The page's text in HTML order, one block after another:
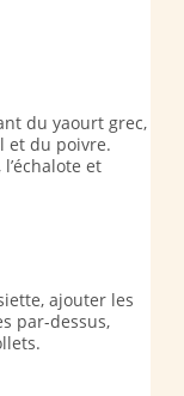
du yaourt grec,
et du poivre.
et
ajouter les
par-dessus,